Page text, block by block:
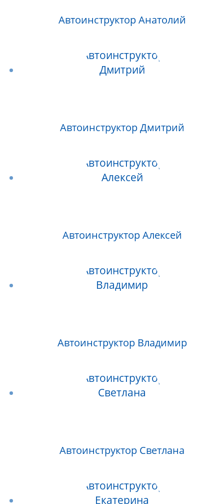
Автоинструктор Анатолий
Автоинструктор Дмитрий
Автоинструктор Алексей
Автоинструктор Владимир
Автоинструктор Светлана